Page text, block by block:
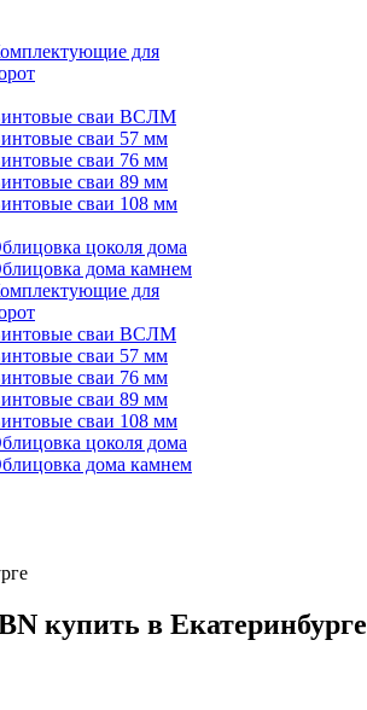
для
сваи ВСЛМ
сваи 57 мм
сваи 76 мм
сваи 89 мм
сваи 108 мм
цоколя дома
дома камнем
для
сваи ВСЛМ
сваи 57 мм
сваи 76 мм
сваи 89 мм
сваи 108 мм
цоколя дома
дома камнем
купить в Екатеринбурге